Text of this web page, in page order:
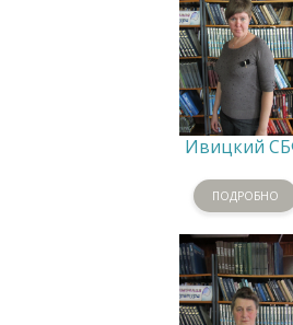
Ивицкий
ПОДРОБНО